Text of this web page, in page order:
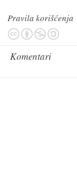
Pravila korišćenja
Komentari